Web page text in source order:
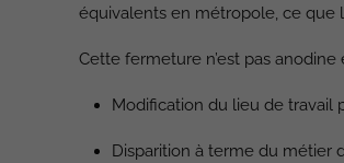
équivalents en métropole, ce que
Cette fermeture n’est pas
Modification du lieu de travail
Disparition à terme du métier